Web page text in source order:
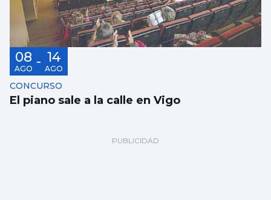
08
AGO - 14
AGO
CONCURSO
El piano sale a la calle en Vigo